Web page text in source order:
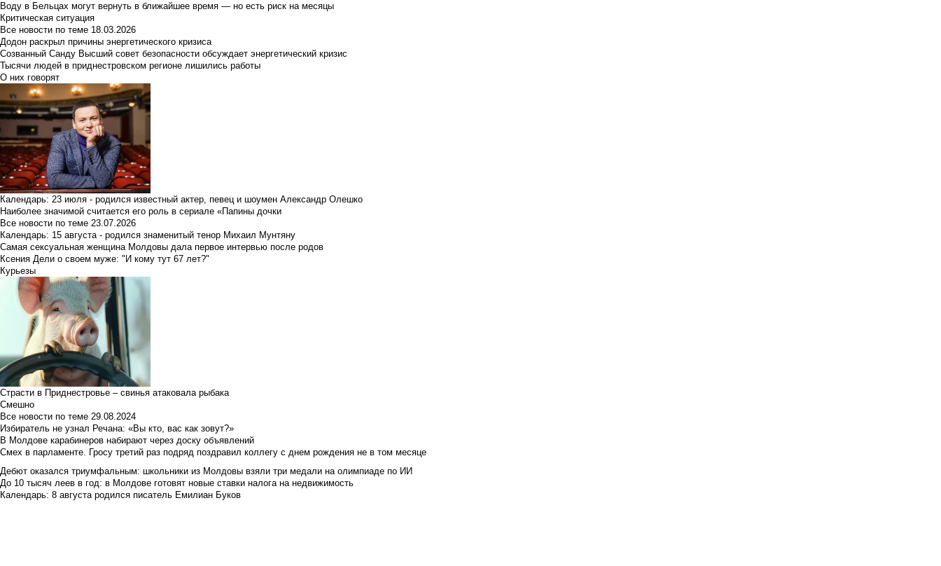
Воду в Бельцах могут вернуть в ближайшее время — но есть риск на месяцы
Критическая ситуация
Все новости по теме 18.03.2026
Додон раскрыл причины энергетического кризиса
Созванный Санду Высший совет безопасности обсуждает энергетический кризис
Тысячи людей в приднестровском регионе лишились работы
О них говорят
Календарь: 23 июля - родился известный актер, певец и шоумен Александр Олешко
Наиболее значимой считается его роль в сериале «Папины дочки
Все новости по теме 23.07.2026
Календарь: 15 августа - родился знаменитый тенор Михаил Мунтяну
Самая сексуальная женщина Молдовы дала первое интервью после родов
Ксения Дели о своем муже: "И кому тут 67 лет?"
Курьезы
Страсти в Приднестровье – свинья атаковала рыбака
Смешно
Все новости по теме 29.08.2024
Избиратель не узнал Речана: «Вы кто, вас как зовут?»
В Молдове карабинеров набирают через доску объявлений
Смех в парламенте. Гросу третий раз подряд поздравил коллегу с днем рождения не в том месяце
Дебют оказался триумфальным: школьники из Молдовы взяли три медали на олимпиаде по ИИ
До 10 тысяч леев в год: в Молдове готовят новые ставки налога на недвижимость
Календарь: 8 августа родился писатель Емилиан Буков